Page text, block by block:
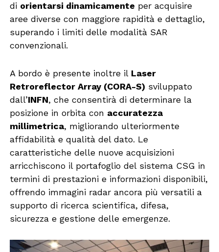
di orientarsi dinamicamente per acquisire
aree diverse con maggiore rapidità e dettaglio,
superando i limiti delle modalità SAR
convenzionali.
A bordo è presente inoltre il Laser
Retroreflector Array (CORA-S) sviluppato
dall’INFN, che consentirà di determinare la
posizione in orbita con accuratezza
millimetrica, migliorando ulteriormente
affidabilità e qualità del dato. Le
caratteristiche delle nuove acquisizioni
arricchiscono il portafoglio del sistema CSG in
termini di prestazioni e informazioni disponibili,
offrendo immagini radar ancora più versatili a
supporto di ricerca scientifica, difesa,
sicurezza e gestione delle emergenze.